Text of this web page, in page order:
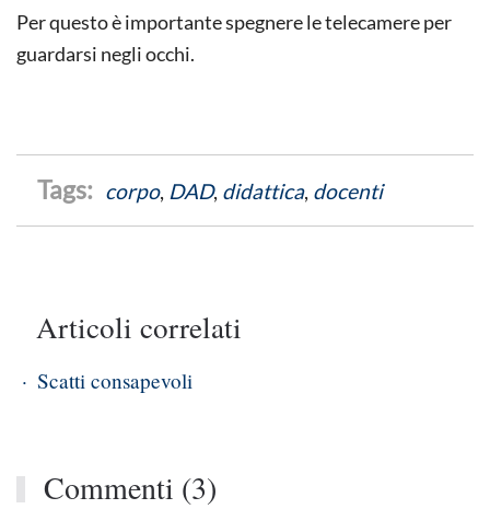
Per questo è importante spegnere le telecamere per
guardarsi negli occhi.
corpo, DAD, didattica, docenti
Articoli correlati
Scatti consapevoli
Commenti (3)